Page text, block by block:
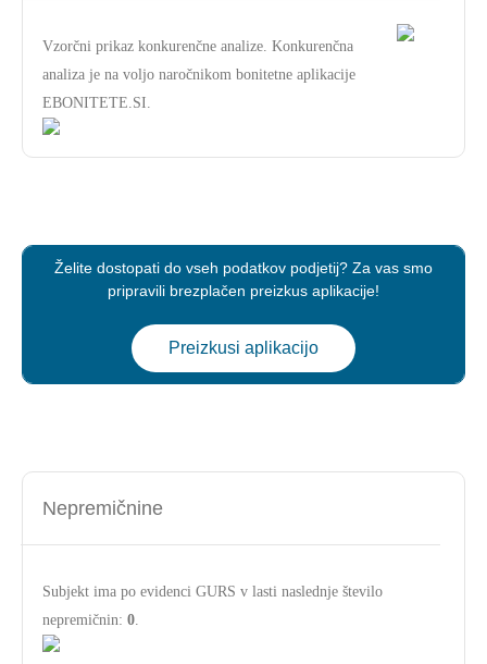
Vzorčni prikaz konkurenčne analize. Konkurenčna
analiza je na voljo naročnikom bonitetne aplikacije
EBONITETE.SI.
Želite dostopati do vseh podatkov podjetij? Za vas smo
pripravili brezplačen preizkus aplikacije!
Preizkusi aplikacijo
Nepremičnine
Subjekt ima po evidenci GURS v lasti naslednje število
nepremičnin: 0.